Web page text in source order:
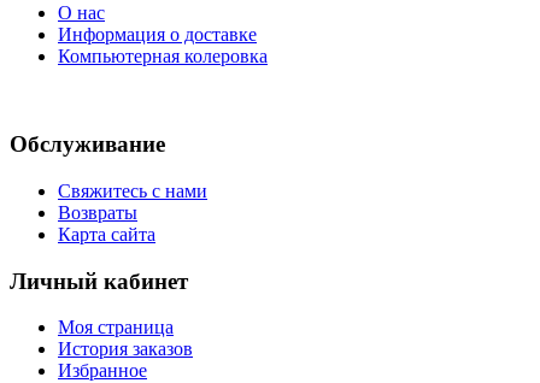
О нас
Информация о доставке
Компьютерная колеровка
Обслуживание
Свяжитесь с нами
Возвраты
Карта сайта
Личный кабинет
Моя страница
История заказов
Избранное